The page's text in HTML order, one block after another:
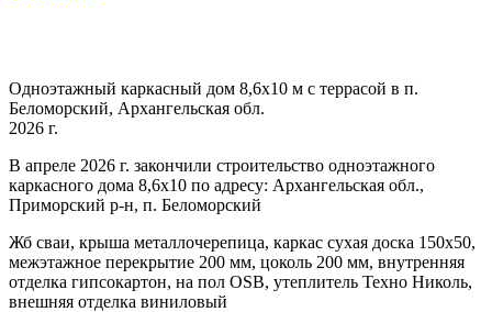
Одноэтажный каркасный дом 8,6х10 м с террасой в п.
Беломорский, Архангельская обл.
2026 г.
В апреле 2026 г. закончили строительство одноэтажного
каркасного дома 8,6х10 по адресу: Архангельская обл.,
Приморский р-н, п. Беломорский
Жб сваи, крыша металлочерепица, каркас сухая доска 150х50,
межэтажное перекрытие 200 мм, цоколь 200 мм, внутренняя
отделка гипсокартон, на пол OSB, утеплитель Техно Николь,
внешняя отделка виниловый